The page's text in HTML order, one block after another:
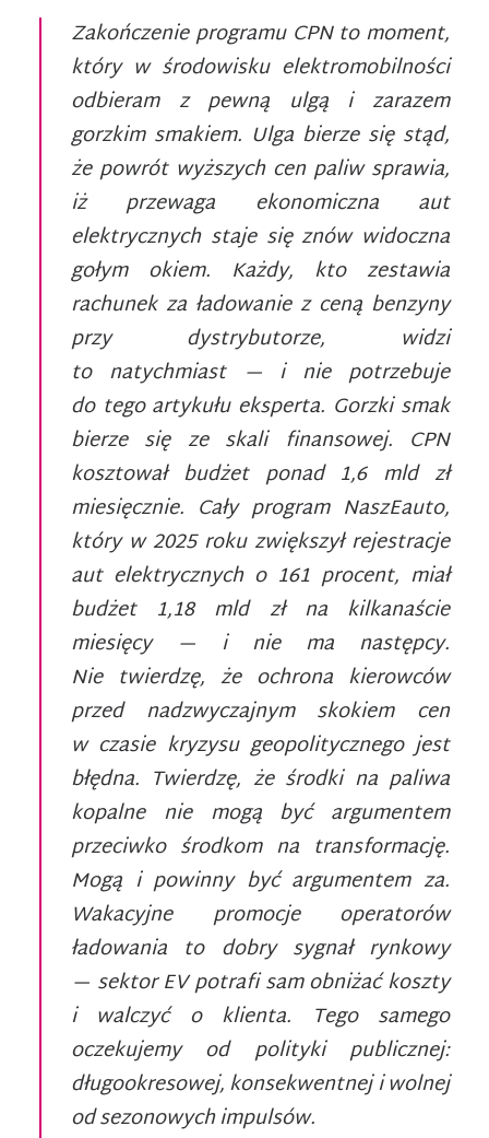
Zakończenie programu CPN to moment,
który w środowisku elektromobilności
odbieram z pewną ulgą i zarazem
gorzkim smakiem. Ulga bierze się stąd,
że powrót wyższych cen paliw sprawia,
iż przewaga ekonomiczna aut
elektrycznych staje się znów widoczna
gołym okiem. Każdy, kto zestawia
rachunek za ładowanie z ceną benzyny
przy dystrybutorze, widzi
to natychmiast — i nie potrzebuje
do tego artykułu eksperta. Gorzki smak
bierze się ze skali finansowej. CPN
kosztował budżet ponad 1,6 mld zł
miesięcznie. Cały program NaszEauto,
który w 2025 roku zwiększył rejestracje
aut elektrycznych o 161 procent, miał
budżet 1,18 mld zł na kilkanaście
miesięcy — i nie ma następcy.
Nie twierdzę, że ochrona kierowców
przed nadzwyczajnym skokiem cen
w czasie kryzysu geopolitycznego jest
błędna. Twierdzę, że środki na paliwa
kopalne nie mogą być argumentem
przeciwko środkom na transformację.
Mogą i powinny być argumentem za.
Wakacyjne promocje operatorów
ładowania to dobry sygnał rynkowy
— sektor EV potrafi sam obniżać koszty
i walczyć o klienta. Tego samego
oczekujemy od polityki publicznej:
długookresowej, konsekwentnej i wolnej
od sezonowych impulsów.